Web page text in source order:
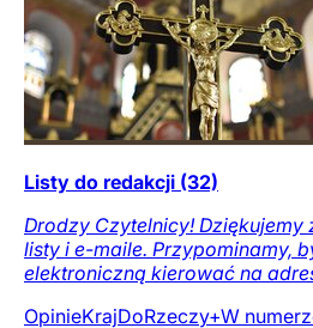
Listy do redakcji (32)
Drodzy Czytelnicy! Dziękujemy
listy i e-maile. Przypominamy,
elektroniczną kierować na
OpinieKrajDoRzeczy+W